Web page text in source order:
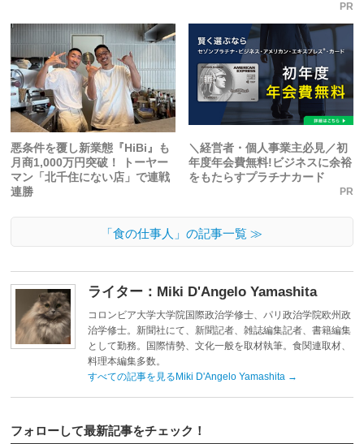
PR
悪条件を覆し新業態『HiBi』も
月商1,000万円突破！ トーヤー
マン「北千住にない店」で連戦
連勝
＼経営者・個人事業主必見／初
年度年会費無料!ビジネスに余裕
をもたらすプラチナカード
PR
「食の仕事人」の記事一覧 ≫
ライター：Miki D'Angelo Yamashita
コロンビア大学大学院国際政治学修士、パリ政治学院欧州政
治学修士。新聞社にて、新聞記者、雑誌編集記者、書籍編集
として勤務。国際情勢、文化一般を取材執筆。食関連取材、
料理本編集多数。
すべての記事を見るMiki D'Angelo Yamashita →
フォローして最新記事をチェック！